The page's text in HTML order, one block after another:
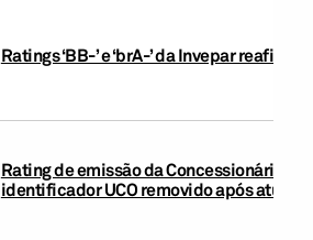
Ratings ‘BB-’ e ‘brA-’ da Invepar
Rating de emissão da Concessionária
identificador UCO removido após